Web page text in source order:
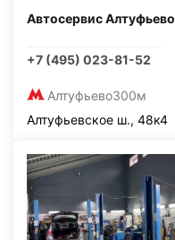
Автосервис Алтуфьево
+7 (495) 023-81-52
Алтуфьево300м
Алтуфьевское ш., 48к4